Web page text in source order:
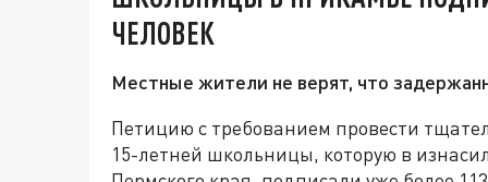
ЧЕЛОВЕК
Местные жители не верят, что
Петицию с требованием провести
15-летней школьницы, которую в